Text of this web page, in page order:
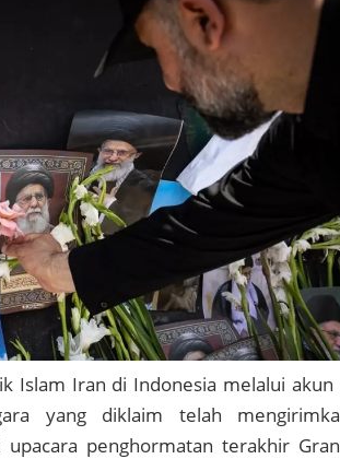
Islam Iran di Indonesia melalui akun
yang diklaim telah
penghormatan terakhir